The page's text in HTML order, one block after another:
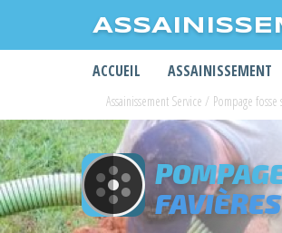
ACCUEIL ASSAINISSEMENT
Assainissement Service / Pompage
FAVIÈRES